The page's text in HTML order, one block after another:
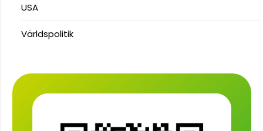
USA
Världspolitik